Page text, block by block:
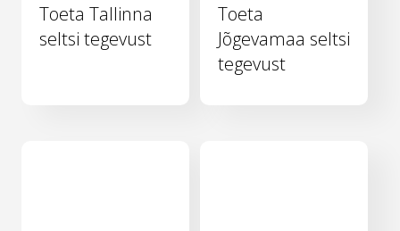
Toeta Tallinna
seltsi tegevust
Toeta
Jõgevamaa seltsi
tegevust